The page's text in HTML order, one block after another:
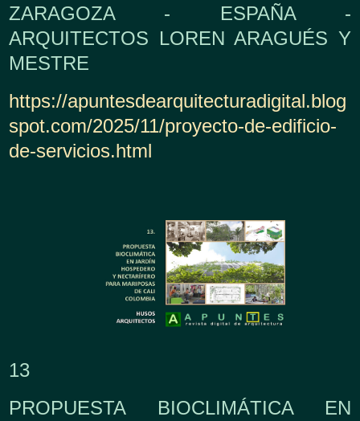
ZARAGOZA - ESPAÑA -
ARQUITECTOS LOREN ARAGUÉS Y
MESTRE
https://apuntesdearquitecturadigital.blog
spot.com/2025/11/proyecto-de-edificio-
de-servicios.html
13
PROPUESTA BIOCLIMÁTICA EN